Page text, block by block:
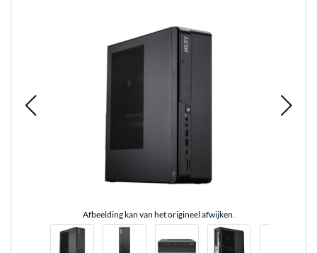
Afbeelding kan van het origineel afwijken.